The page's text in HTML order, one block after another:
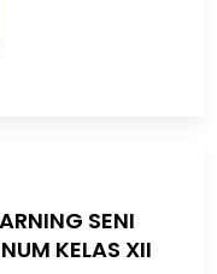
SENI
KELAS XII